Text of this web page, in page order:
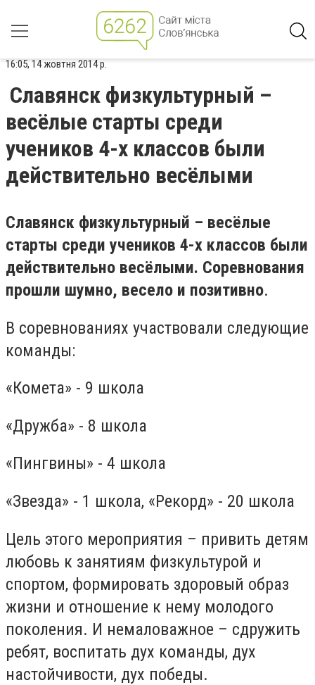
16:05, 14 жовтня 2014 р.
Славянск физкультурный –
весёлые старты среди
учеников 4-х классов были
действительно весёлыми
Славянск физкультурный – весёлые
старты среди учеников 4-х классов были
действительно весёлыми. Соревнования
прошли шумно, весело и позитивно.
В соревнованиях участвовали следующие
команды:
«Комета» - 9 школа
«Дружба» - 8 школа
«Пингвины» - 4 школа
«Звезда» - 1 школа, «Рекорд» - 20 школа
Цель этого мероприятия – привить детям
любовь к занятиям физкультурой и
спортом, формировать здоровый образ
жизни и отношение к нему молодого
поколения. И немаловажное – сдружить
ребят, воспитать дух команды, дух
настойчивости, дух победы.